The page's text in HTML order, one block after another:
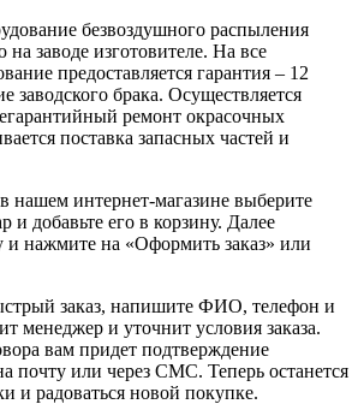
безвоздушного распыления
на заводе изготовителе. На все
предоставляется гарантия – 12
заводского брака. Осуществляется
ремонт окрасочных
поставка запасных частей и
нашем интернет-магазине выберите
и добавьте его в корзину. Далее
и нажмите на «Оформить заказ» или
заказ, напишите ФИО, телефон и
менеджер и уточнит условия заказа.
вам придет подтверждение
почту или через СМС. Теперь останется
и радоваться новой покупке.